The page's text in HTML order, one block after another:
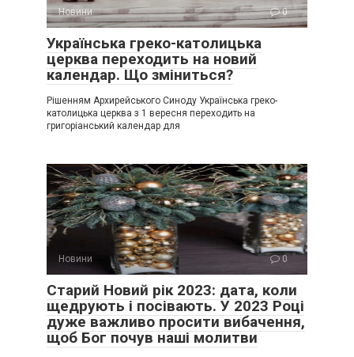
Новини 0
Українська греко-католицька
церква переходить на новий
календар. Що зміниться?
Рішенням Архирейського Синоду Українська греко-
католицька церква з 1 вересня переходить на
григоріанський календар для
Новини 0
Старий Новий рік 2023: дата, коли
щедрують і посівають. У 2023 Році
дуже важливо просити вибачення,
щоб Бог почув наші молитви